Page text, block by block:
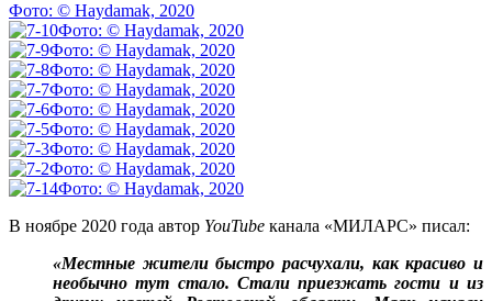
Фото: © Haydamak, 2020
Фото: © Haydamak, 2020
Фото: © Haydamak, 2020
Фото: © Haydamak, 2020
Фото: © Haydamak, 2020
Фото: © Haydamak, 2020
Фото: © Haydamak, 2020
Фото: © Haydamak, 2020
Фото: © Haydamak, 2020
Фото: © Haydamak, 2020
В ноябре 2020 года автор YouTube канала «МИЛАРС» писал:
«Местные жители быстро расчухали, как красиво и
необычно тут стало. Стали приезжать гости и из